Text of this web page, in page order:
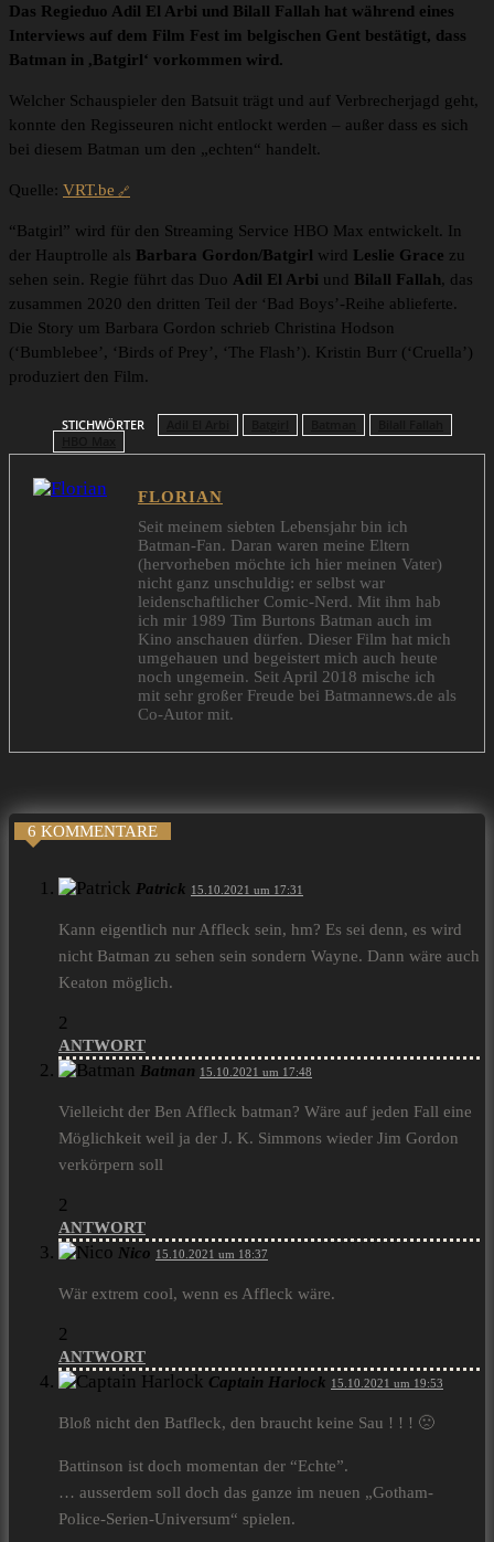
Das Regieduo Adil El Arbi und Bilall Fallah hat während eines
Interviews auf dem Film Fest im belgischen Gent bestätigt, dass
Batman in ,Batgirl‘ vorkommen wird.
Welcher Schauspieler den Batsuit trägt und auf Verbrecherjagd geht,
konnte den Regisseuren nicht entlockt werden – außer dass es sich
bei diesem Batman um den „echten“ handelt.
Quelle: VRT.be
“Batgirl” wird für den Streaming Service HBO Max entwickelt. In
der Hauptrolle als Barbara Gordon/Batgirl wird Leslie Grace zu
sehen sein. Regie führt das Duo Adil El Arbi und Bilall Fallah, das
zusammen 2020 den dritten Teil der ‘Bad Boys’-Reihe ablieferte.
Die Story um Barbara Gordon schrieb Christina Hodson
(‘Bumblebee’, ‘Birds of Prey’, ‘The Flash’). Kristin Burr (‘Cruella’)
produziert den Film.
STICHWÖRTER
FLORIAN
Seit meinem siebten Lebensjahr bin ich
Batman-Fan. Daran waren meine Eltern
(hervorheben möchte ich hier meinen Vater)
nicht ganz unschuldig: er selbst war
leidenschaftlicher Comic-Nerd. Mit ihm hab
ich mir 1989 Tim Burtons Batman auch im
Kino anschauen dürfen. Dieser Film hat mich
umgehauen und begeistert mich auch heute
noch ungemein. Seit April 2018 mische ich
mit sehr großer Freude bei Batmannews.de als
Co-Autor mit.
6 KOMMENTARE
Patrick 15.10.2021 um 17:31
Kann eigentlich nur Affleck sein, hm? Es sei denn, es wird
nicht Batman zu sehen sein sondern Wayne. Dann wäre auch
Keaton möglich.
2
ANTWORT
Batman 15.10.2021 um 17:48
Vielleicht der Ben Affleck batman? Wäre auf jeden Fall eine
Möglichkeit weil ja der J. K. Simmons wieder Jim Gordon
verkörpern soll
2
ANTWORT
Nico 15.10.2021 um 18:37
Wär extrem cool, wenn es Affleck wäre.
2
ANTWORT
Captain Harlock 15.10.2021 um 19:53
Bloß nicht den Batfleck, den braucht keine Sau ! ! ! 🙁
Battinson ist doch momentan der “Echte”.
… ausserdem soll doch das ganze im neuen „Gotham-
Police-Serien-Universum“ spielen.